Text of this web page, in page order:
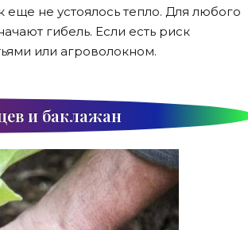
еще не устоялось тепло. Для любого
гибель. Если есть риск
или агроволокном.
и баклажан